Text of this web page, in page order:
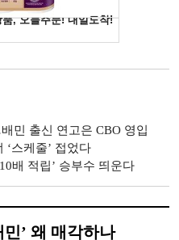
민 출신 연고은 CBO 영입
스케줄’ 접었다
배 적립’ 승부수 띄운다
’ 왜 매각하나